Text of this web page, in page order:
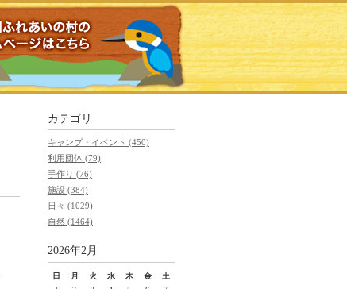
カテゴリ
キャンプ・イベント (450)
利用団体 (79)
手作り (76)
施設 (384)
日々 (1029)
自然 (1464)
2026年2月
日 月 火 水 木 金
土